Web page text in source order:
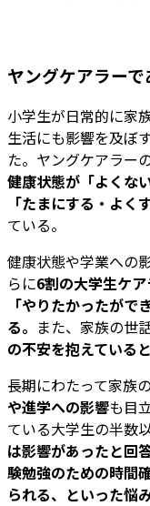
ヤングケアラー
小学生が日常的に家
生活にも影響を及ぼ
た。ヤングケアラー
健康状態が「よくな
「たまにする・よ
ている。
健康状態や学業への
らに6割の大学生ケ
「やりたかったが
る。 また、家族の世
の不安を抱えている
長期にわたって家族
や進学への影響も目
ている大学生の半数
は影響があったと回
験勉強のための時間
られる、といった悩